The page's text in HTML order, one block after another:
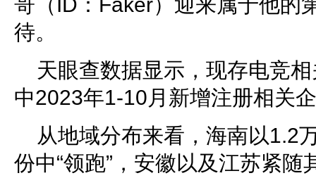
待。
天眼查数据显示，现存电竞
中2023年1-10月新增注册相关
从地域分布来看，海南以1.2
份中“领跑”，安徽以及江苏紧